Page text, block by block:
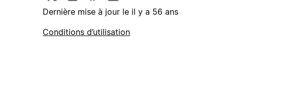
Dernière mise à jour le il y a 56 ans
Conditions d’utilisation